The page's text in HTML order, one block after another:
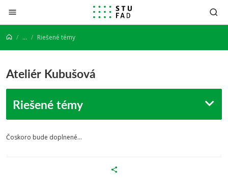
Prejsť na obsah
... Riešené témy
Ateliér Kubušová
Riešené témy
Čoskoro bude doplnené...